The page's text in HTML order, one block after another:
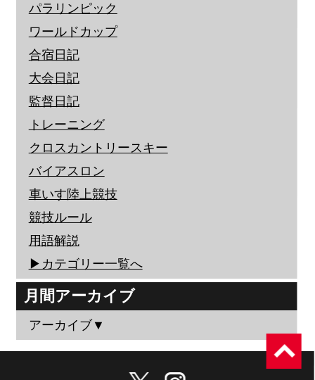
パラリンピック
ワールドカップ
合宿日記
大会日記
監督日記
トレーニング
クロスカントリースキー
バイアスロン
車いす陸上競技
競技ルール
用語解説
▶︎カテゴリー一覧へ
月間アーカイブ
アーカイブ▼